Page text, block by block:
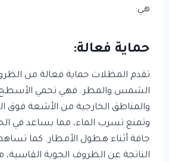
هي:
حماية فعالة:
تقدم المظلات حماية فعالة من
الشمس والمطر. فهي تحمي الأسطح
والمناطق الخارجية من الأشعة فوق
وتمنع تسرب الماء، مما يساعد في
جافة أثناء هطول الأمطار. كما
الناتجة عن الظروف الجوية